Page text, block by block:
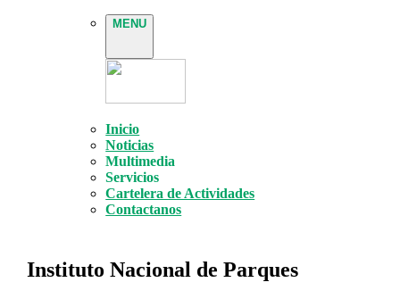
MENU
Inicio
Noticias
Multimedia
Servicios
Cartelera de Actividades
Contactanos
Instituto Nacional de Parques